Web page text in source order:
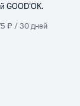
GOOD’OK.
₽ / 30 дней